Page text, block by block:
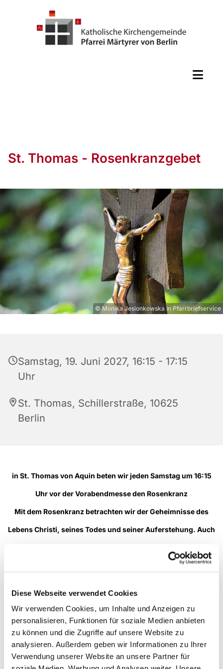
Diese Webseite verwendet Cookies
Wir verwenden Cookies, um Inhalte und Anzeigen zu
personalisieren, Funktionen für soziale Medien anbieten
zu können und die Zugriffe auf unsere Website zu
analysieren. Außerdem geben wir Informationen zu Ihrer
Verwendung unserer Website an unsere Partner für
St. Thomas - Rosenkranzgebet
© Monika Jesionkowska In Pfarrbriefservice
Samstag, 19. Juni 2027, 16:15 - 17:15
Uhr
St. Thomas, Schillerstraße, 10625
Berlin
in St. Thomas von Aquin beten wir jeden Samstag um 16:15
Uhr vor der Vorabendmesse den Rosenkranz
Mit dem Rosenkranz betrachten wir der Geheimnisse des
Lebens Christi, seines Todes und seiner Auferstehung. Auch
eine gewisse Zeit, haben auch unsere Leiden, Sorgen, und
--> mehr